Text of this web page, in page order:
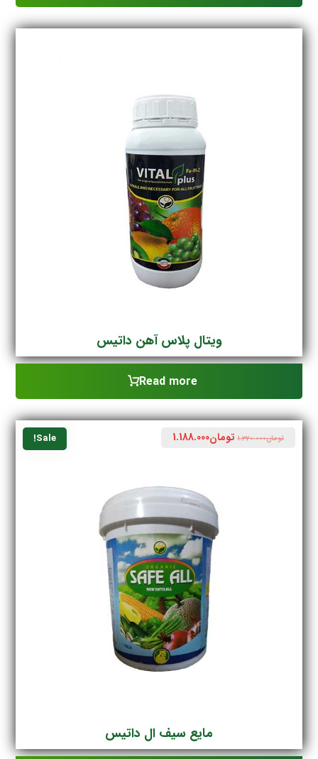
ویتال پلاس آهن داتیس
Read more
مایع سیف ال داتیس
تومان1.320.000 تومان1.188.000
Sale!